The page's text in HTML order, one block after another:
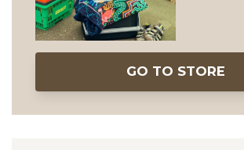
GO TO STORE